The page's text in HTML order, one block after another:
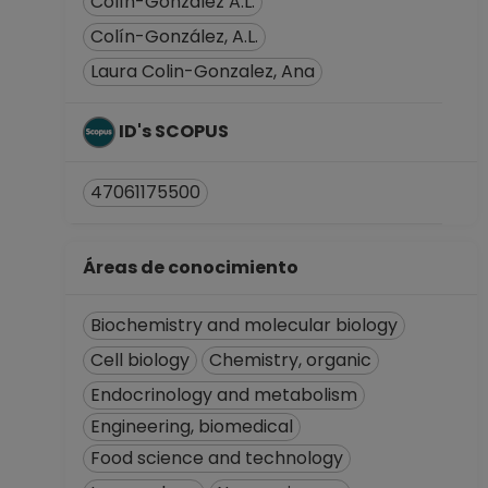
Desde 16-09-2019
Desde 16-03-2019
hasta 15-09-2019
PROFESOR
ASIGNATURA A TP
No Definitivo
Facultad de
Ciencias
Desde 16-09-2018
hasta 15-03-2019
Colín-González, A.L.
Laura Colin-Gonzalez, Ana
ID's SCOPUS
47061175500
Áreas de conocimiento
Biochemistry and molecular biology
Cell biology
Chemistry, organic
Endocrinology and metabolism
Engineering, biomedical
Food science and technology